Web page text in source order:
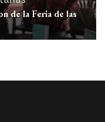
de la Feria de las